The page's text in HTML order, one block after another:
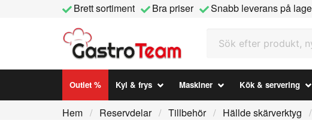
Brett sortiment Bra priser
Snabb leverans på
Outlet % Kyl & frys Maskiner Kök & servering
Hem Reservdelar Tillbehör Hällde skärverktyg